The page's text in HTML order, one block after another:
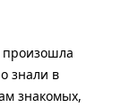
произошла
знали в
знакомых,